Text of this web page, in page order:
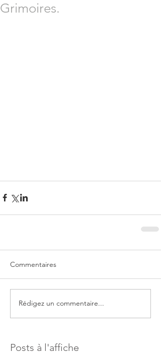
Grimoires.
Commentaires
Rédigez un commentaire...
Posts à l'affiche